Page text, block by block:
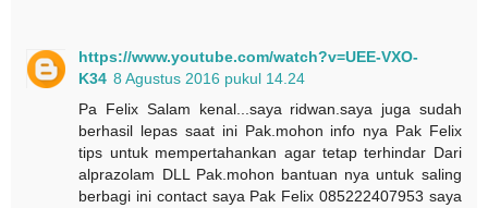
https://www.youtube.com/watch?v=UEE-VXO-
K34 8 Agustus 2016 pukul 14.24
Pa Felix Salam kenal...saya ridwan.saya juga sudah
berhasil lepas saat ini Pak.mohon info nya Pak Felix
tips untuk mempertahankan agar tetap terhindar Dari
alprazolam DLL Pak.mohon bantuan nya untuk saling
berbagi ini contact saya Pak Felix 085222407953 saya